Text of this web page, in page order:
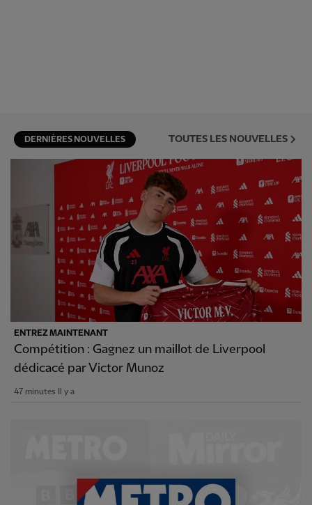
DERNIÈRES NOUVELLES TOUTES LES NOUVELLES
ENTREZ MAINTENANT
Compétition : Gagnez un maillot de Liverpool
dédicacé par Victor Munoz
47 minutes Il y a